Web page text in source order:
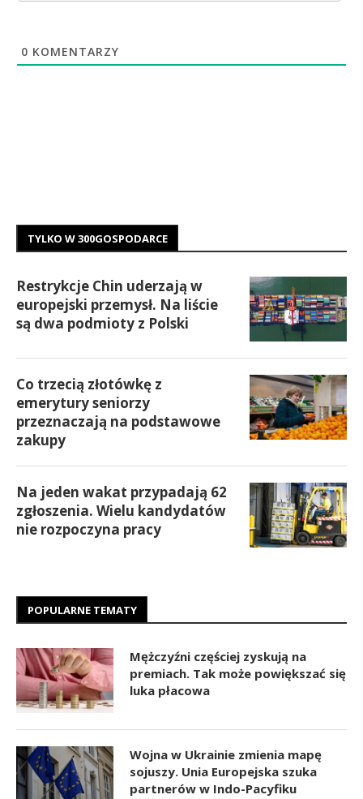
0 KOMENTARZY
TYLKO W 300GOSPODARCE
Restrykcje Chin uderzają w
europejski przemysł. Na liście
są dwa podmioty z Polski
Co trzecią złotówkę z
emerytury seniorzy
przeznaczają na podstawowe
zakupy
Na jeden wakat przypadają 62
zgłoszenia. Wielu kandydatów
nie rozpoczyna pracy
POPULARNE TEMATY
Mężczyźni częściej zyskują na
premiach. Tak może powiększać się
luka płacowa
Wojna w Ukrainie zmienia mapę
sojuszy. Unia Europejska szuka
partnerów w Indo-Pacyfiku